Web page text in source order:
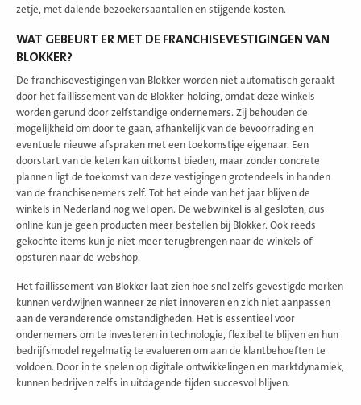
zetje, met dalende bezoekersaantallen en stijgende kosten.
WAT GEBEURT ER MET DE FRANCHISEVESTIGINGEN VAN
BLOKKER?
De franchisevestigingen van Blokker worden niet automatisch geraakt
door het faillissement van de Blokker-holding, omdat deze winkels
worden gerund door zelfstandige ondernemers. Zij behouden de
mogelijkheid om door te gaan, afhankelijk van de bevoorrading en
eventuele nieuwe afspraken met een toekomstige eigenaar. Een
doorstart van de keten kan uitkomst bieden, maar zonder concrete
plannen ligt de toekomst van deze vestigingen grotendeels in handen
van de franchisenemers zelf. Tot het einde van het jaar blijven de
winkels in Nederland nog wel open. De webwinkel is al gesloten, dus
online kun je geen producten meer bestellen bij Blokker. Ook reeds
gekochte items kun je niet meer terugbrengen naar de winkels of
opsturen naar de webshop.
Het faillissement van Blokker laat zien hoe snel zelfs gevestigde merken
kunnen verdwijnen wanneer ze niet innoveren en zich niet aanpassen
aan de veranderende omstandigheden. Het is essentieel voor
ondernemers om te investeren in technologie, flexibel te blijven en hun
bedrijfsmodel regelmatig te evalueren om aan de klantbehoeften te
voldoen. Door in te spelen op digitale ontwikkelingen en marktdynamiek,
kunnen bedrijven zelfs in uitdagende tijden succesvol blijven.